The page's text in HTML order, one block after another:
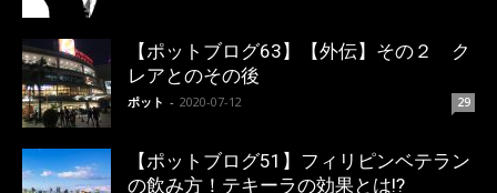
【ポットブログ63】【外伝】その２ ク
レアとのその後
ポット - 2020-07-12 29
【ポットブログ51】フィリピンベテラン
の飲み方！テキーラの効果とは!?